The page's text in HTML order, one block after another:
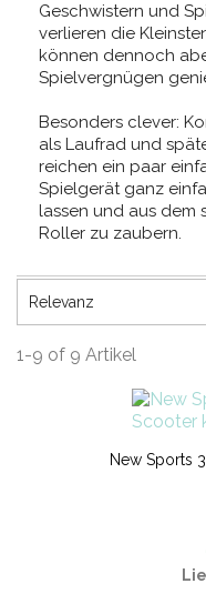
Geschwistern und
verlieren die
können dennoch
Spielvergnügen
Besonders clever:
als Laufrad und
reichen ein paar
Spielgerät ganz
lassen und aus dem
Roller zu zaubern.
Relevanz
1-9 of 9 Artikel
New Sports